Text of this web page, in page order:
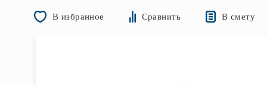
В избранное Сравнить В смету